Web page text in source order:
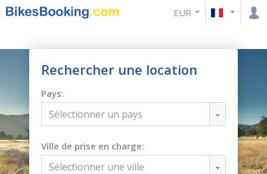
EUR
Rechercher une location
Pays:
Sélectionner un pays
Ville de prise en charge:
Sélectionner une ville